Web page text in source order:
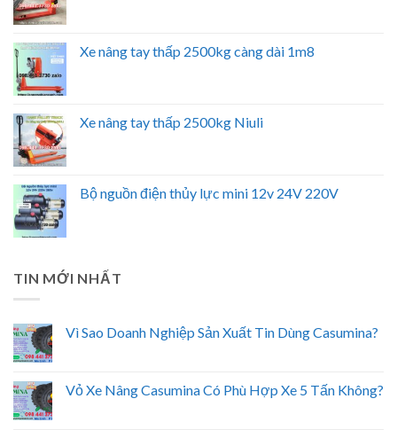
Xe nâng tay thấp 2500kg càng dài 1m8
Xe nâng tay thấp 2500kg Niuli
Bộ nguồn điện thủy lực mini 12v 24V 220V
TIN MỚI NHẤT
Vì Sao Doanh Nghiệp Sản Xuất Tin Dùng Casumina?
Vỏ Xe Nâng Casumina Có Phù Hợp Xe 5 Tấn Không?